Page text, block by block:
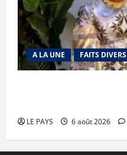
A LA UNE FAITS DIVERS
LE PAYS 6 août 2026